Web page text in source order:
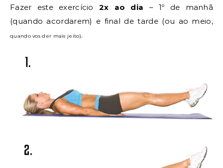
Fazer este exercício 2x ao dia – 1º de manhã
(quando acordarem) e final de tarde (ou ao meio,
quando vos der mais jeito).